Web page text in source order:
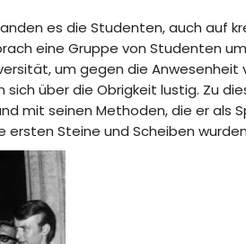
es die Studenten, auch auf
eine Gruppe von Studenten
um gegen die
sich über die Obrigkeit lustig. Zu
mit seinen Methoden, die er
ersten Steine und Scheiben